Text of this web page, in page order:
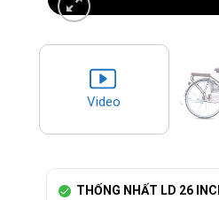
Video
THỐNG NHẤT LD 26